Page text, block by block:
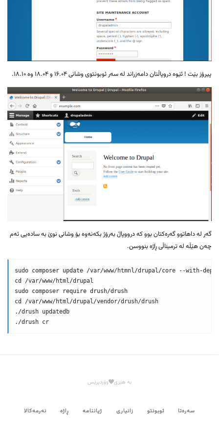
پیرۆز بێت ! ئێوە دروپاڵتان دامەزراند لە سەر ئوبونتوی وشانی ۱۶.۰۴ و ۱۸.۰۴ وە ۱۸.۱۰.
گەر لە داهاتوو گەرەکتان بوو کە درووپاڵ بەرۆژ بکەنەوە بۆ وشانی نوێ بە سادەیی ئەم
چەن هێڵە لە ترمیناڵی ڕاژە بنووسن.
sudo composer update /var/www/htmnl/drupal/core --with-
cd /var/www/html/drupal
sudo composer require drush/drush
cd /var/www/html/drupal/vendor/drush/drush
./drush updatedb
./drush cr
بە هێزی وۆردپرێس
سەرەتا ئوبونتو زانیاری ژیاننامە ڕاژە نەرمەکالا